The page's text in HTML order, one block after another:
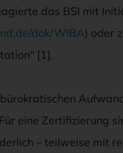
das BSI mit
dok/WIBA) oder
[1].
eine Zertifizierung
– teilweise mit